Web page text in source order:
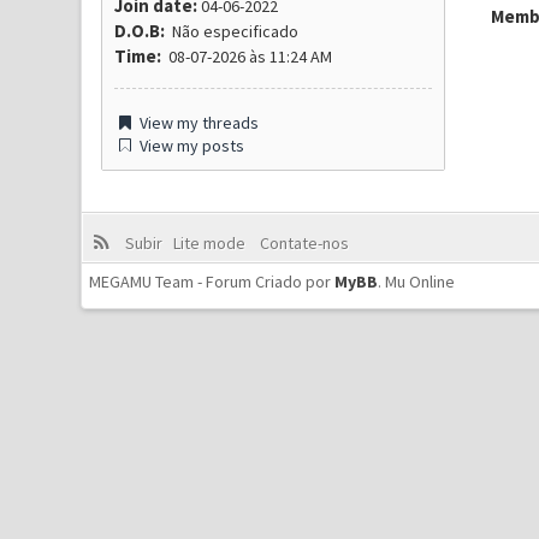
Join date:04-06-2022
D.O.B:Não especificado
Time:08-07-2026 às 11:24 AM
View my threads
View my posts
Subir Lite mode
Contate-nos
MEGAMU Team - Forum Criado por MyBB.Mu Online